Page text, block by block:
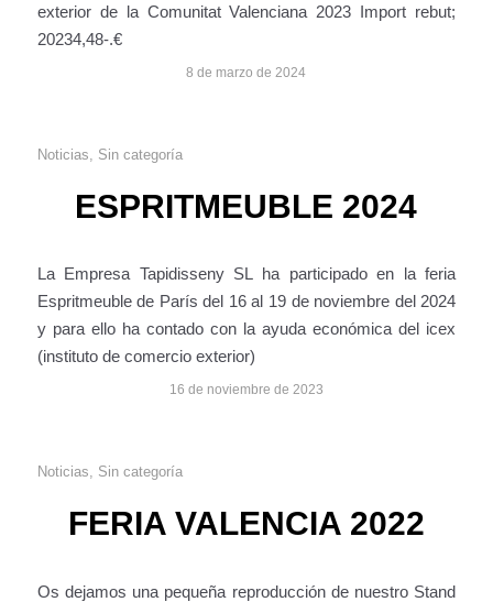
exterior de la Comunitat Valenciana 2023 Import rebut;
20234,48-.€
8 de marzo de 2024
Noticias Sin categoría
ESPRITMEUBLE 2024
La Empresa Tapidisseny SL ha participado en la feria
Espritmeuble de París del 16 al 19 de noviembre del 2024
y para ello ha contado con la ayuda económica del icex
(instituto de comercio exterior)
16 de noviembre de 2023
Noticias Sin categoría
FERIA VALENCIA 2022
Os dejamos una pequeña reproducción de nuestro Stand